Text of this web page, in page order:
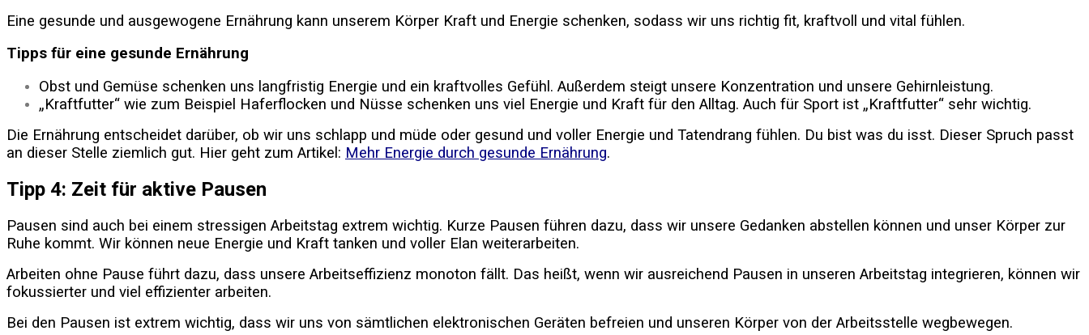
Eine gesunde und ausgewogene Ernährung kann unserem Körper Kraft und Energie schenken, sodass wir uns richtig fit, kraftvoll und vital fühlen.
Tipps für eine gesunde Ernährung
Obst und Gemüse schenken uns langfristig Energie und ein kraftvolles Gefühl. Außerdem steigt unsere Konzentration und unsere Gehirnleistung.
„Kraftfutter“ wie zum Beispiel Haferflocken und Nüsse schenken uns viel Energie und Kraft für den Alltag. Auch für Sport ist „Kraftfutter“ sehr wichtig.
Die Ernährung entscheidet darüber, ob wir uns schlapp und müde oder gesund und voller Energie und Tatendrang fühlen. Du bist was du isst. Dieser Spruch passt
an dieser Stelle ziemlich gut. Hier geht zum Artikel: Mehr Energie durch gesunde Ernährung.
Tipp 4: Zeit für aktive Pausen
Pausen sind auch bei einem stressigen Arbeitstag extrem wichtig. Kurze Pausen führen dazu, dass wir unsere Gedanken abstellen können und unser Körper zur
Ruhe kommt. Wir können neue Energie und Kraft tanken und voller Elan weiterarbeiten.
Arbeiten ohne Pause führt dazu, dass unsere Arbeitseffizienz monoton fällt. Das heißt, wenn wir ausreichend Pausen in unseren Arbeitstag integrieren, können wir
fokussierter und viel effizienter arbeiten.
Bei den Pausen ist extrem wichtig, dass wir uns von sämtlichen elektronischen Geräten befreien und unseren Körper von der Arbeitsstelle wegbewegen.